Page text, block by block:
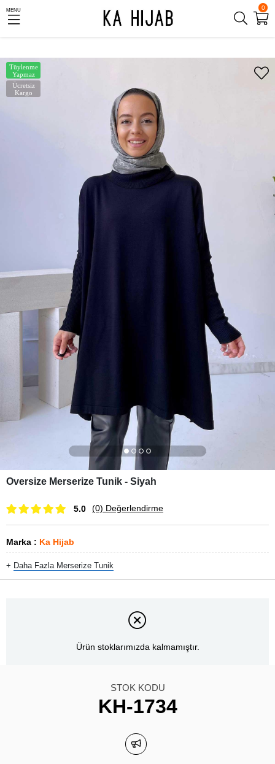
0
MENU
Ücretsiz
Kargo
Tüylenme
Yapmaz
Oversize Merserize Tunik - Siyah
5.0 (0) Değerlendirme
Marka : Ka Hijab
+ Daha Fazla Merserize Tunik
Ürün stoklarımızda kalmamıştır.
STOK KODU
KH-1734